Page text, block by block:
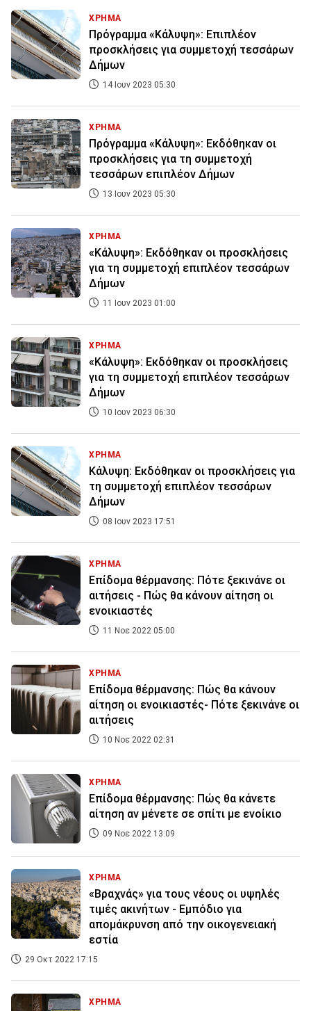
ΧΡΗΜΑ
Πρόγραμμα «Κάλυψη»: Επιπλέον
προσκλήσεις για συμμετοχή τεσσάρων
Δήμων
14 Ιουν 2023 05:30
ΧΡΗΜΑ
Πρόγραμμα «Κάλυψη»: Εκδόθηκαν οι
προσκλήσεις για τη συμμετοχή
τεσσάρων επιπλέον Δήμων
13 Ιουν 2023 05:30
ΧΡΗΜΑ
«Κάλυψη»: Εκδόθηκαν οι προσκλήσεις
για τη συμμετοχή επιπλέον τεσσάρων
Δήμων
11 Ιουν 2023 01:00
ΧΡΗΜΑ
«Κάλυψη»: Εκδόθηκαν οι προσκλήσεις
για τη συμμετοχή επιπλέον τεσσάρων
Δήμων
10 Ιουν 2023 06:30
ΧΡΗΜΑ
Κάλυψη: Εκδόθηκαν οι προσκλήσεις για
τη συμμετοχή επιπλέον τεσσάρων
Δήμων
08 Ιουν 2023 17:51
ΧΡΗΜΑ
Επίδομα θέρμανσης: Πότε ξεκινάνε οι
αιτήσεις - Πώς θα κάνουν αίτηση οι
ενοικιαστές
11 Νοε 2022 05:00
ΧΡΗΜΑ
Επίδομα θέρμανσης: Πώς θα κάνουν
αίτηση οι ενοικιαστές- Πότε ξεκινάνε οι
αιτήσεις
10 Νοε 2022 02:31
ΧΡΗΜΑ
Επίδομα θέρμανσης: Πώς θα κάνετε
αίτηση αν μένετε σε σπίτι με ενοίκιο
09 Νοε 2022 13:09
ΧΡΗΜΑ
«Βραχνάς» για τους νέους οι υψηλές
τιμές ακινήτων - Εμπόδιο για
απομάκρυνση από την οικογενειακή
εστία
29 Οκτ 2022 17:15
ΧΡΗΜΑ